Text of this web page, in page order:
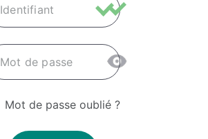
Identifiant
Mot de passe
Mot de passe oublié ?